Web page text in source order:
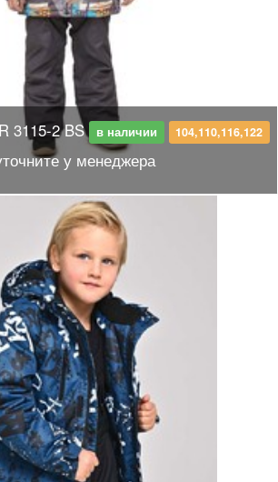
3115-2 BS в наличии 104,110,116,122
у менеджера